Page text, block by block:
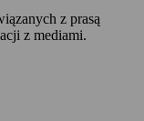
z prasą
z mediami.